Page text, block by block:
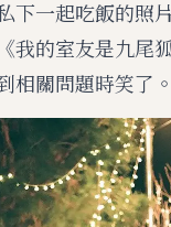
下一起吃飯的照
我的室友是九尾
相關問題時笑了。